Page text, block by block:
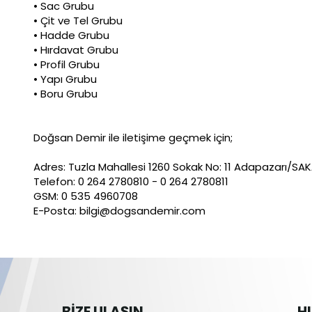
• Sac Grubu
• Çit ve Tel Grubu
• Hadde Grubu
• Hırdavat Grubu
• Profil Grubu
• Yapı Grubu
• Boru Grubu
Doğsan Demir ile iletişime geçmek için;
Adres: Tuzla Mahallesi 1260 Sokak No: 11 Adapazarı/
Telefon: 0 264 2780810 - 0 264 2780811
GSM: 0 535 4960708
E-Posta: bilgi@dogsandemir.com